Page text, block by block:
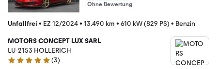
Ohne Bewertung
Unfallfrei • EZ 12/2024• 13.490 km • 610 kW (829 PS) • Benzin
MOTORS CONCEPT LUX SARL
LU-2153 HOLLERICH
4.9 Sterne
(3)